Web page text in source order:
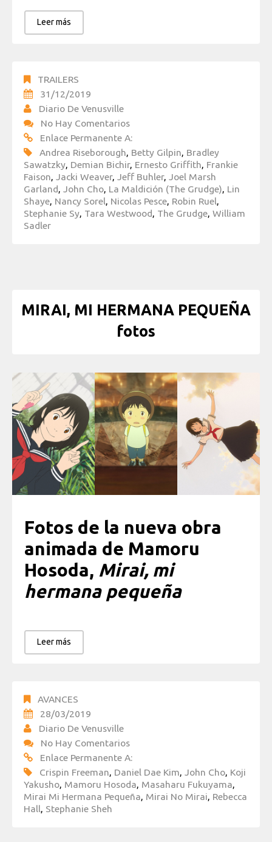
Leer más
TRAILERS
31/12/2019
Diario De Venusville
No Hay Comentarios
Enlace Permanente A:
Andrea Riseborough, Betty Gilpin, Bradley
Sawatzky, Demian Bichir, Ernesto Griffith, Frankie
Faison, Jacki Weaver, Jeff Buhler, Joel Marsh
Garland, John Cho, La Maldición (The Grudge), Lin
Shaye, Nancy Sorel, Nicolas Pesce, Robin Ruel,
Stephanie Sy, Tara Westwood, The Grudge, William
Sadler
MIRAI, MI HERMANA PEQUEÑA
fotos
Fotos de la nueva obra
animada de Mamoru
Hosoda, Mirai, mi
hermana pequeña
Leer más
AVANCES
28/03/2019
Diario De Venusville
No Hay Comentarios
Enlace Permanente A:
Crispin Freeman, Daniel Dae Kim, John Cho, Koji
Yakusho, Mamoru Hosoda, Masaharu Fukuyama,
Mirai Mi Hermana Pequeña, Mirai No Mirai, Rebecca
Hall, Stephanie Sheh